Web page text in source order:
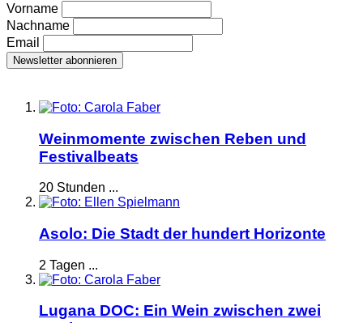
Vorname
Nachname
Email
Weinmomente zwischen Reben und
Festivalbeats
20 Stunden ...
Asolo: Die Stadt der hundert Horizonte
2 Tagen ...
Lugana DOC: Ein Wein zwischen zwei